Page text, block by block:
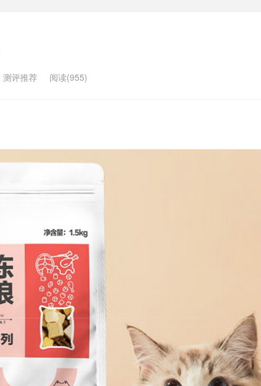
测评推荐 阅读(955)